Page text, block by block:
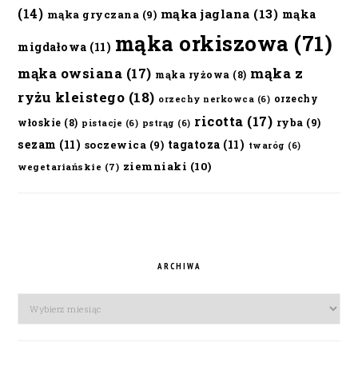
(14) mąka gryczana (9) mąka jaglana (13) mąka
migdałowa (11) mąka orkiszowa (71)
mąka owsiana (17) mąka ryżowa (8) mąka z
ryżu kleistego (18) orzechy nerkowca (6) orzechy
włoskie (8) pistacje (6) pstrąg (6) ricotta (17) ryba (9)
sezam (11) soczewica (9) tagatoza (11) twaróg (6)
wegetariańskie (7) ziemniaki (10)
ARCHIWA
Archiwa